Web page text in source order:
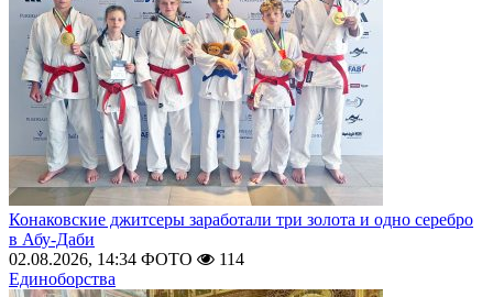
Конаковские джитсеры заработали три золота и одно серебро
в Абу-Даби
02.08.2026, 14:34 ФОТО
114
Единоборства